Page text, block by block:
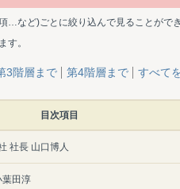
…など)ごとに絞り込んで見ることがで
す。
3階層まで 第4階層まで すべて
目次項目
社長 山口博人
葉田淳